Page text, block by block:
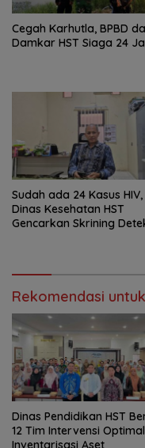
Cegah Karhutla, BPBD
Damkar HST Siaga 24
Sudah ada 24 Kasus HIV,
Dinas Kesehatan HST
Gencarkan Skrining
Rekomendasi
Dinas Pendidikan HST
12 Tim Intervensi
Inventarisasi Aset